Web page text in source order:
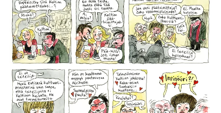
In English
Esitystaide
Arkisto
Lehdet
4/2026
2–3/2026
1/2026
6/2025